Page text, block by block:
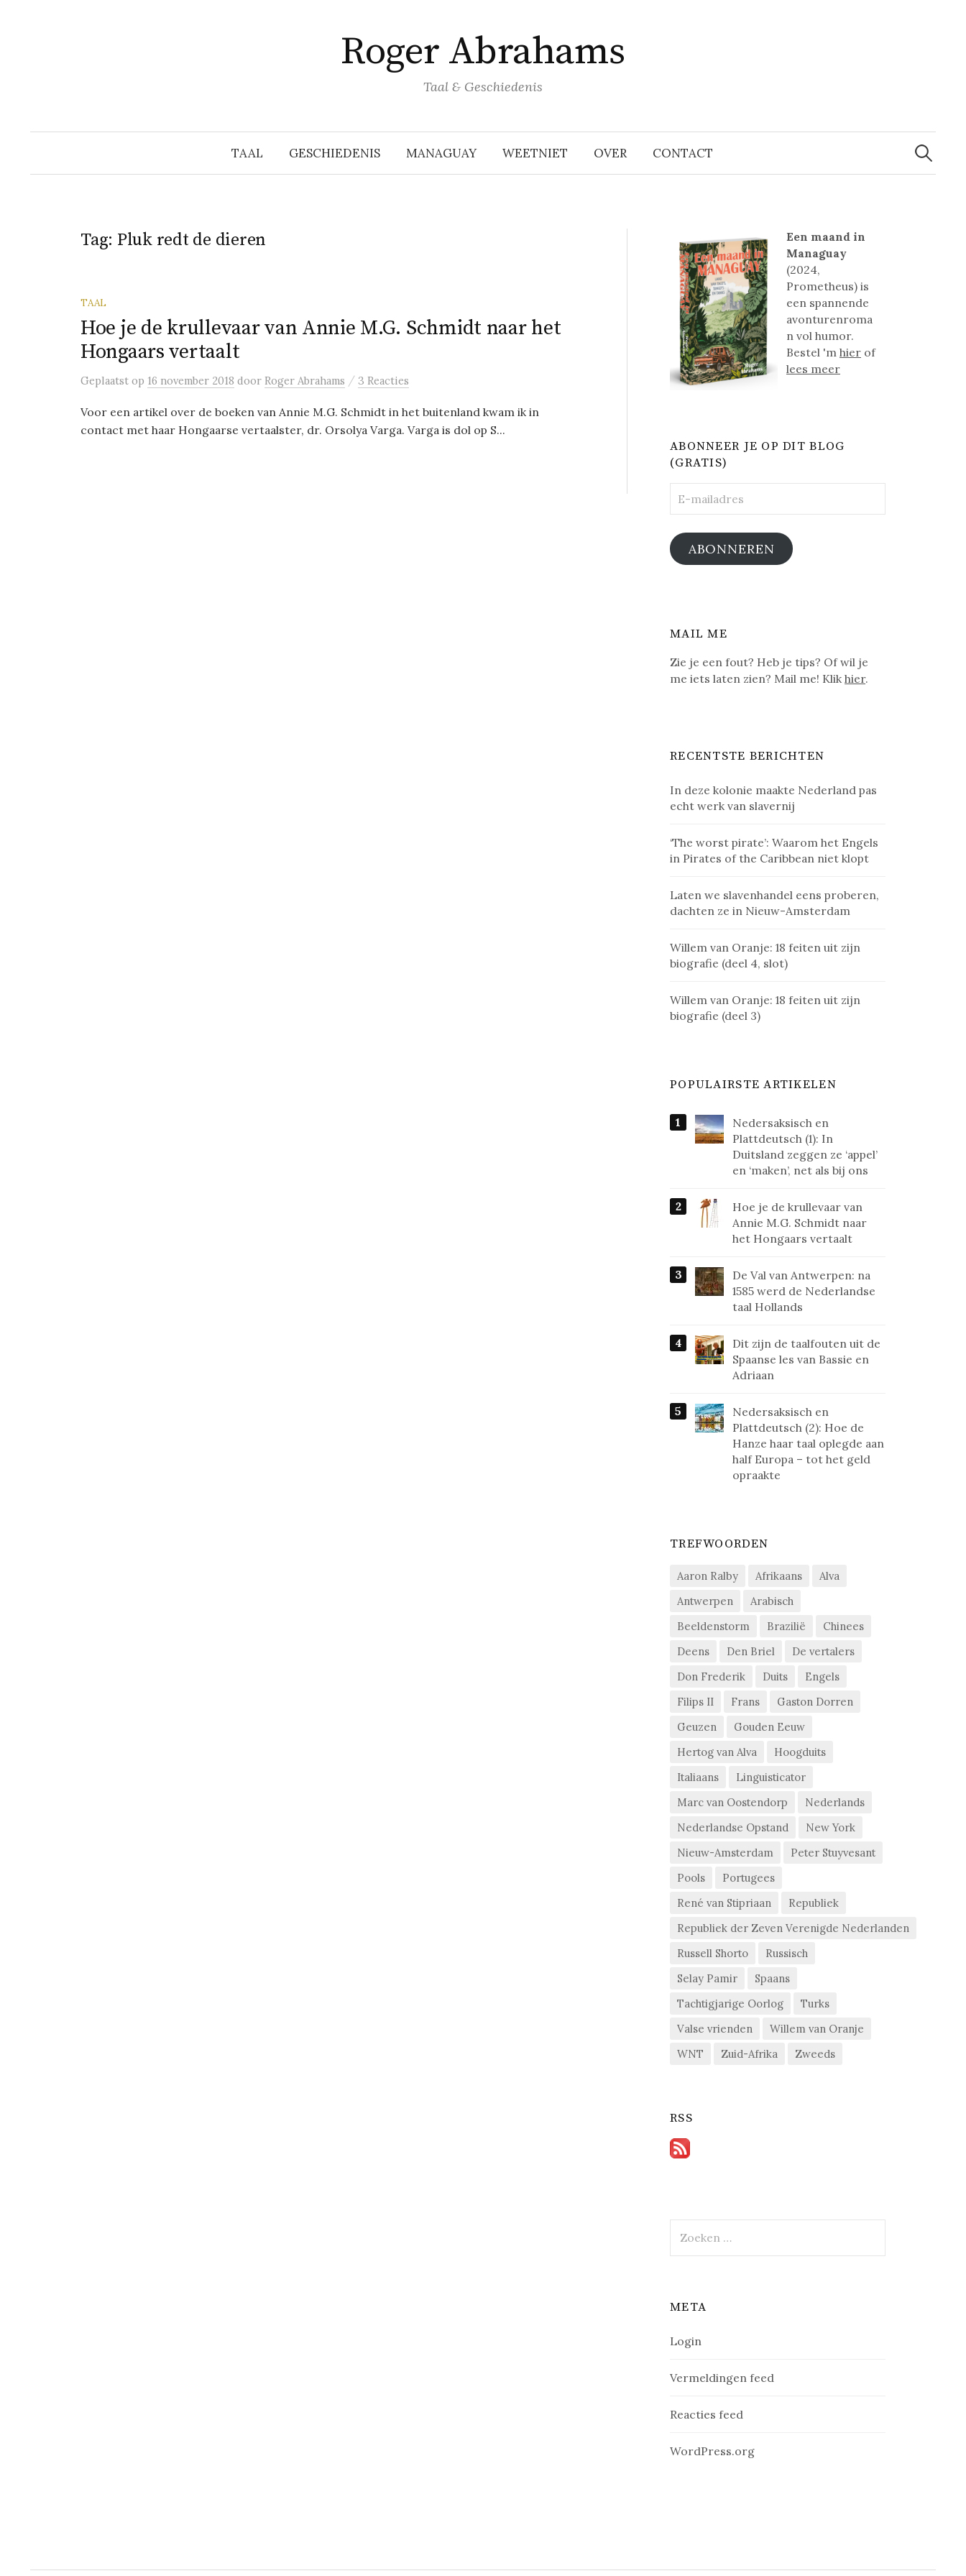
Roger Abrahams
Taal & Geschiedenis
TAAL GESCHIEDENIS MANAGUAY WEETNIET OVER CONTACT
Zoeken
naar:
Tag: Pluk redt de dieren
TAAL
Hoe je de krullevaar van Annie M.G. Schmidt naar het
Hongaars vertaalt
Geplaatst op 16 november 2018 door Roger Abrahams / 3 Reacties
Voor een artikel over de boeken van Annie M.G. Schmidt in het buitenland kwam ik in
contact met haar Hongaarse vertaalster, dr. Orsolya Varga. Varga is dol op S...
Een maand in
Managuay
(2024,
Prometheus) is
een spannende
avonturenroma
n vol humor.
Bestel 'mhier of
lees meer
ABONNEER JE OP DIT BLOG
(GRATIS)
mailadres
ABONNEREN
MAIL ME
Zie je een fout? Heb je tips? Of wil je
me iets laten zien? Mail me! Klikhier.
RECENTSTE BERICHTEN
In deze kolonie maakte Nederland pas
echt werk van slavernij
‘The worst pirate’: Waarom het Engels
in Pirates of the Caribbean niet klopt
Laten we slavenhandel eens proberen,
dachten ze in Nieuw-Amsterdam
Willem van Oranje: 18 feiten uit zijn
biografie (deel 4, slot)
Willem van Oranje: 18 feiten uit zijn
biografie (deel 3)
POPULAIRSTE ARTIKELEN
Nedersaksisch en
Plattdeutsch (1): In
Duitsland zeggen ze ‘appel’
en ‘maken’, net als bij ons
Hoe je de krullevaar van
Annie M.G. Schmidt naar
het Hongaars vertaalt
De Val van Antwerpen: na
1585 werd de Nederlandse
taal Hollands
Dit zijn de taalfouten uit de
Spaanse les van Bassie en
Adriaan
Nedersaksisch en
Plattdeutsch (2): Hoe de
Hanze haar taal oplegde aan
half Europa – tot het geld
opraakte
TREFWOORDEN
Aaron Ralby Afrikaans
Alva
Antwerpen
Arabisch
Beeldenstorm
Brazilië
Chinees
Deens
Den Briel
De vertalers
Don Frederik
Duits
Engels
Filips II
Frans
Gaston Dorren
Geuzen
Gouden Eeuw
Hertog van Alva
Hoogduits
Italiaans
Linguisticator
Marc van Oostendorp
Nederlands
Nederlandse Opstand
New York
Nieuw-Amsterdam
Peter Stuyvesant
Pools
Portugees
René van Stipriaan
Republiek
Republiek der Zeven Verenigde Nederlanden
Russell Shorto
Russisch
Selay Pamir
Spaans
Tachtigjarige Oorlog
Turks
Valse vrienden
Willem van Oranje
WNT
Zuid-Afrika Zweeds
RSS
naar:
META
Login
Vermeldingen feed
Reacties feed
WordPress.org